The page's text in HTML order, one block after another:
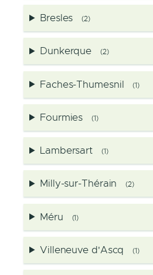
Bresles (2)
Dunkerque (2)
Faches-Thumesnil (1)
Fourmies (1)
Lambersart (1)
Milly-sur-Thérain (2)
Méru (1)
Villeneuve d'Ascq (1)